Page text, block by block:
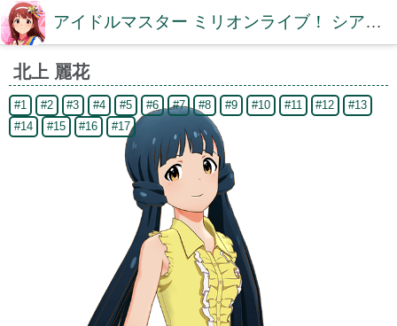
アイドルマスター ミリオンライブ！ シアターデイズDB【ミリシタDB】
北上 麗花
#1 #2 #3 #4 #5 #6 #7 #8 #9 #10 #11 #12
#13
#14
#15 #16 #17